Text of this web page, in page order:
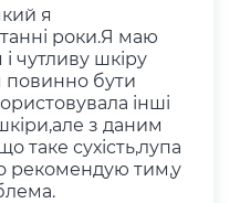
я
роки.Я маю
чутливу шкіру
повинно бути
інші
з даним
таке сухість,лупа
рекомендую тим,у